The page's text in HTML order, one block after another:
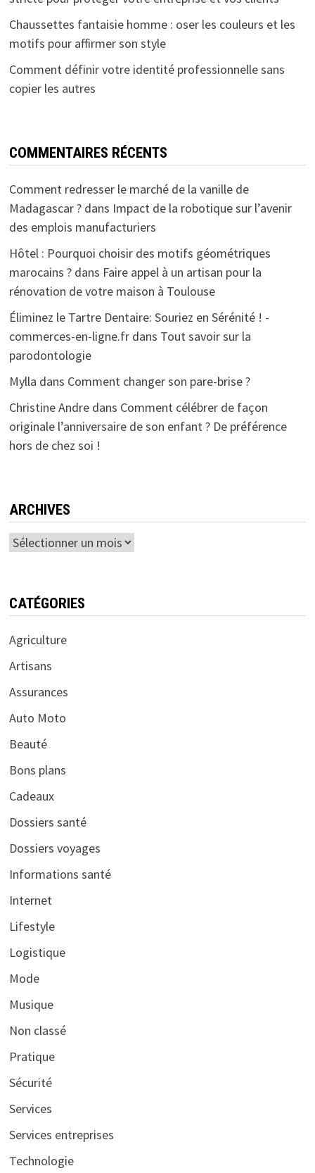
Chaussettes fantaisie homme : oser les couleurs et les
motifs pour affirmer son style
Comment définir votre identité professionnelle sans
copier les autres
COMMENTAIRES RÉCENTS
Comment redresser le marché de la vanille de
Madagascar ?dans Impact de la robotique sur l’avenir
des emplois manufacturiers
Hôtel : Pourquoi choisir des motifs géométriques
marocains ?dans Faire appel à un artisan pour la
rénovation de votre maison à Toulouse
Éliminez le Tartre Dentaire: Souriez en Sérénité ! -
commerces-en-ligne.frdans Tout savoir sur la
parodontologie
Mylla dans Comment changer son pare-brise ?
Christine Andredans Comment célébrer de façon
originale l’anniversaire de son enfant ? De préférence
hors de chez soi !
ARCHIVES
Archives
CATÉGORIES
Agriculture
Artisans
Assurances
Auto Moto
Beauté
Bons plans
Cadeaux
Dossiers santé
Dossiers voyages
Informations santé
Internet
Lifestyle
Logistique
Mode
Musique
Non classé
Pratique
Sécurité
Services
Services entreprises
Technologie